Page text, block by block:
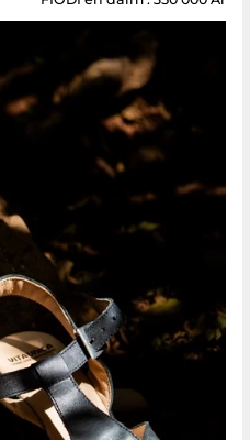
FIODI en daim : 350 000 Ar